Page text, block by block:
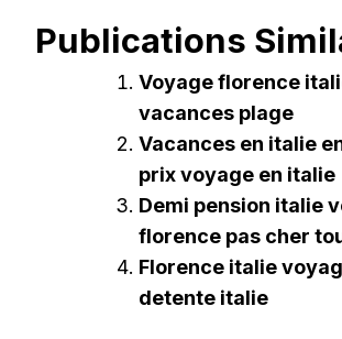
Publications
Voyage florence
vacances plage
Vacances en italie
prix voyage en italie
Demi pension italie
florence pas cher
Florence italie
detente italie